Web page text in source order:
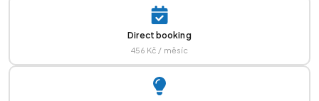
Direct booking
456 Kč / měsíc